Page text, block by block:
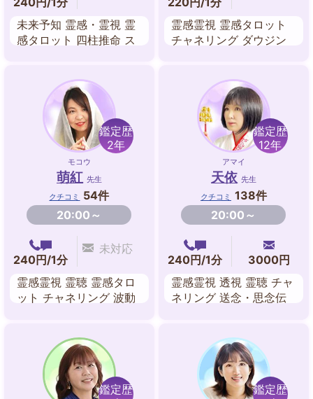
未来予知 霊感・霊視 霊
感タロット 四柱推命 ス
霊感霊視 霊感タロット
チャネリング ダウジン
鑑定歴
2年
モコウ
萌紅 先生
クチコミ
54件
20:00～
240円/1分
未対応
霊感霊視 霊聴 霊感タロ
ット チャネリング 波動
鑑定歴
12年
アマイ
天依 先生
クチコミ 138件
20:00～
240円/1分
3000円
霊感霊視 透視 霊聴 チャ
ネリング 送念・思念伝
鑑定歴
鑑定歴